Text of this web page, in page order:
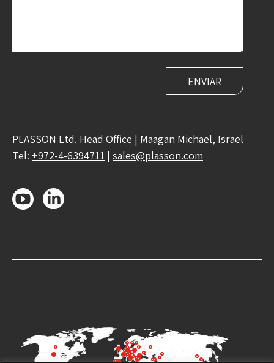
PLASSON Ltd. Head Office | Maagan Michael, Israel
Tel: +972-4-6394711 | sales@plasson.com